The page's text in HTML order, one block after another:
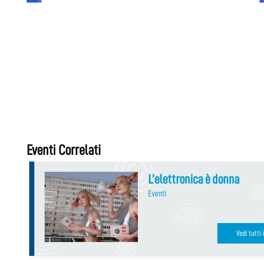
Eventi Correlati
L’elettronica è donna
Eventi
Vedi tutti